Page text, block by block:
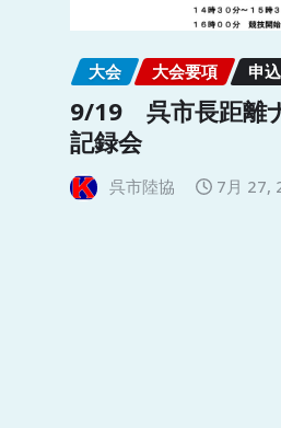
大会 大会要項 申込
9/19 呉市長距離
記録会
呉市陸協 7月 27,